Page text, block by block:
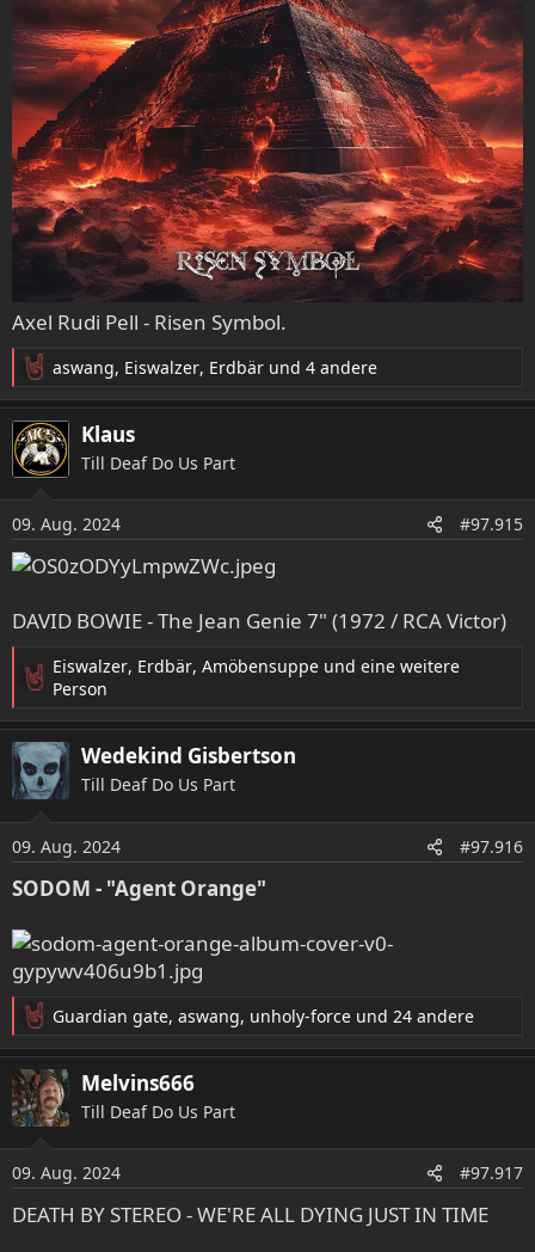
Axel Rudi Pell - Risen Symbol.
R
e
a
k
t
n
e
aswang, Eiswalzer, Erdbär und 4 andere
Klaus
Till Deaf Do Us Part
09. Aug. 2024 #97.915
DAVID BOWIE - The Jean Genie 7" (1972 / RCA Victor)
R
a
k
t
i
o
n
e
n
Eiswalzer, Erdbär, Amöbensuppe und eine weitere
Person
Wedekind Gisbertson
Till Deaf Do Us Part
09. Aug. 2024 #97.916
SODOM - "Agent Orange"
R
e
a
k
t
n
e
n
Guardian gate, aswang, unholy-force und 24 andere
Melvins666
Till Deaf Do Us Part
09. Aug. 2024 #97.917
DEATH BY STEREO - WE'RE ALL DYING JUST IN TIME